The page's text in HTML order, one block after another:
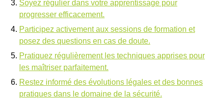
Soyez régulier dans votre apprentissage pour
progresser efficacement.
Participez activement aux sessions de formation et
posez des questions en cas de doute.
Pratiquez régulièrement les techniques apprises pour
les maîtriser parfaitement.
Restez informé des évolutions légales et des bonnes
pratiques dans le domaine de la sécurité.